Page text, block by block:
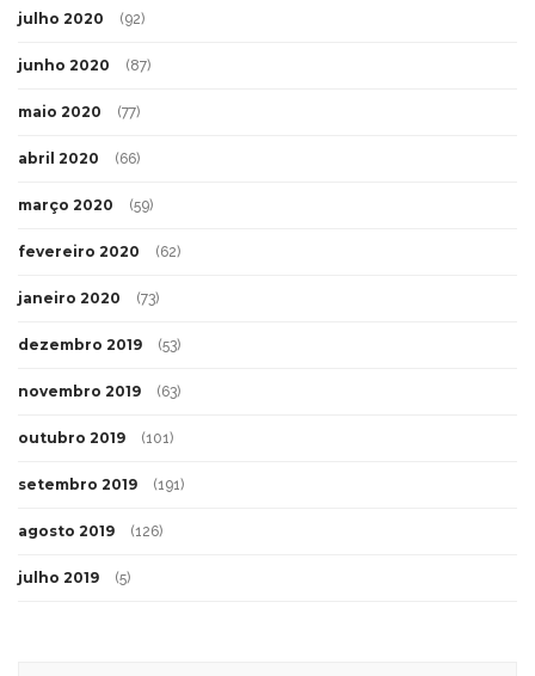
julho 2020 (92)
junho 2020 (87)
maio 2020 (77)
abril 2020 (66)
março 2020 (59)
fevereiro 2020 (62)
janeiro 2020 (73)
dezembro 2019 (53)
novembro 2019 (63)
outubro 2019 (101)
setembro 2019 (191)
agosto 2019 (126)
julho 2019 (5)